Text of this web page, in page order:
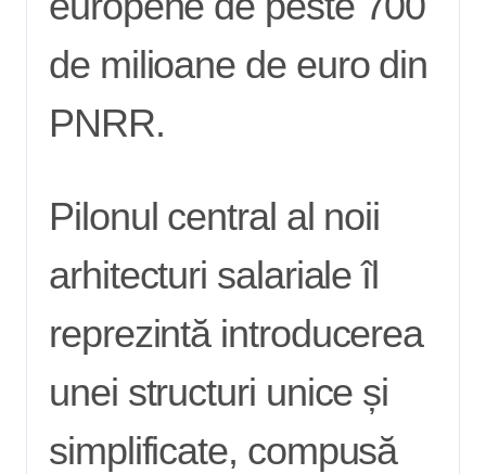
de milioane de euro din
PNRR.
Pilonul central al noii
arhitecturi salariale îl
reprezintă introducerea
unei structuri unice și
simplificate, compusă